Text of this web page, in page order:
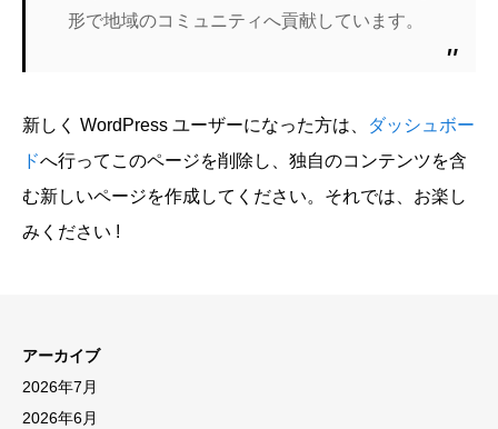
形で地域のコミュニティへ貢献しています。
新しく WordPress ユーザーになった方は、
ダッシュボー
ドへ行ってこのページを削除し、独自のコンテンツを含
む新しいページを作成してください。それでは、お楽し
みください !
アーカイブ
2026年7月
2026年6月